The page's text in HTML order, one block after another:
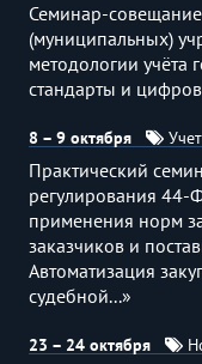
Семинар-
(муниципальных)
методологии учёта
стандарты и
8 – 9 октября Учет
Практический
регулирования 44-
применения норм
заказчиков и
Автоматизация
судебной...»
23 – 24 октября